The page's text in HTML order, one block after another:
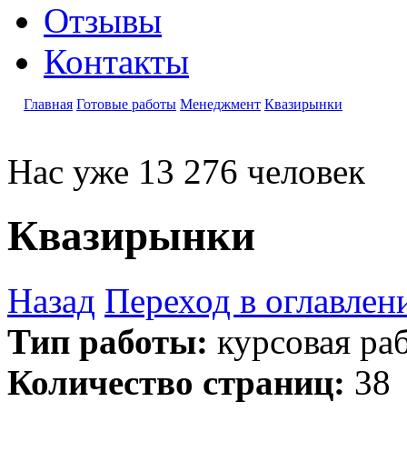
Отзывы
Контакты
Главная Готовые работы Менеджмент Квазирынки
Нас уже 13 276 человек
Квазирынки
Назад Переход в
Тип работы: курсовая
Количество страниц: 38